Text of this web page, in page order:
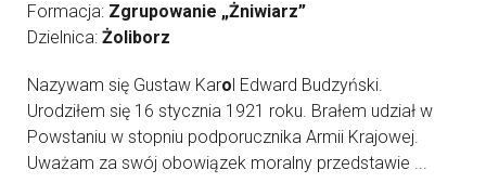
Formacja: Zgrupowanie „Żniwiarz”
Dzielnica: Żoliborz
Nazywam się Gustaw Karo l Edward Budzyński.
Urodziłem się 16 stycznia 1921 roku. Brałem udział w
Powstaniu w stopniu podporucznika Armii Krajowej.
Uważam za swój obowiązek moralny przedstawie ...